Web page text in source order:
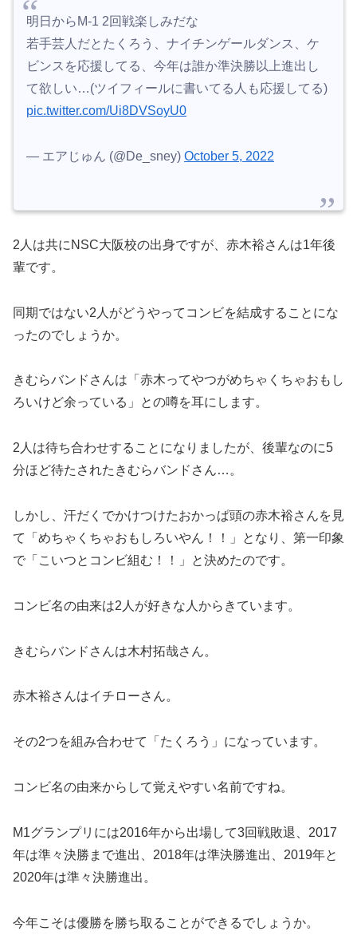
明日からM-1 2回戦楽しみだな
若手芸人だとたくろう、ナイチンゲールダンス、ケ
ビンスを応援してる、今年は誰か準決勝以上進出し
て欲しい…(ツイフィールに書いてる人も応援してる)
pic.twitter.com/Ui8DVSoyU0
— エアじゅん (@De_sney) October 5, 2022
2人は共にNSC大阪校の出身ですが、赤木裕さんは1年後
輩です。
同期ではない2人がどうやってコンビを結成することにな
ったのでしょうか。
きむらバンドさんは「赤木ってやつがめちゃくちゃおもし
ろいけど余っている」との噂を耳にします。
2人は待ち合わせすることになりましたが、後輩なのに5
分ほど待たされたきむらバンドさん…。
しかし、汗だくでかけつけたおかっぱ頭の赤木裕さんを見
て「めちゃくちゃおもしろいやん！！」となり、第一印象
で「こいつとコンビ組む！！」と決めたのです。
コンビ名の由来は2人が好きな人からきています。
きむらバンドさんは木村拓哉さん。
赤木裕さんはイチローさん。
その2つを組み合わせて「たくろう」になっています。
コンビ名の由来からして覚えやすい名前ですね。
M1グランプリには2016年から出場して3回戦敗退、2017
年は準々決勝まで進出、2018年は準決勝進出、2019年と
2020年は準々決勝進出。
今年こそは優勝を勝ち取ることができるでしょうか。